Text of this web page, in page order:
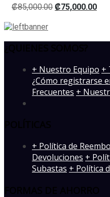
₡85,000.00 ₡75,000.00
­+ Nuestro Equipo +
¿Cómo registrarse
Frecuentes +
+ Política de
Devoluciones +
Subastas + Política